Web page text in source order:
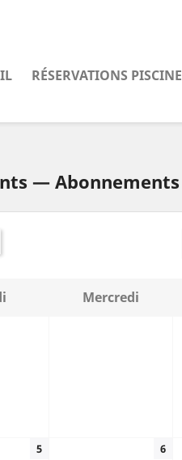
RÉSERVATIONS PISCINE
— Abonnements
Mercredi
5 6